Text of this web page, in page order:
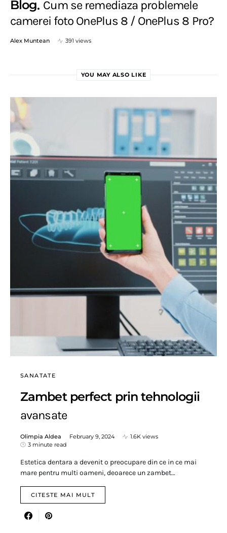
Blog Cum se remediaza problemele
camerei foto OnePlus 8 / OnePlus 8 Pro?
Alex Muntean 391 views
YOU MAY ALSO LIKE
SANATATE
Zambet perfect prin tehnologii
avansate
Olimpia Aldea February 9, 2024
1.6K views
3 minute read
Estetica dentara a devenit o preocupare din ce in ce mai
mare pentru multi oameni, deoarece un zambet…
CITESTE MAI MULT